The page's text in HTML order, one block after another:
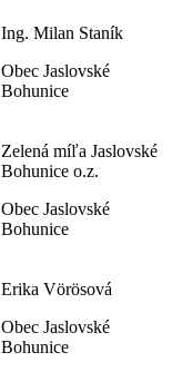
Ing. Milan Staník
Obec Jaslovské
Bohunice
Zelená míľa Jaslovské
Bohunice o.z.
Obec Jaslovské
Bohunice
Erika Vörösová
Obec Jaslovské
Bohunice